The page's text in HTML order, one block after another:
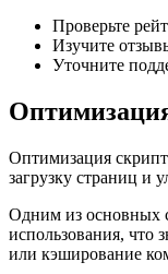
Проверьте
Изучите
Уточните
Оптимизация
загрузку страниц и
Одним из основных
использования, что
или кэширование